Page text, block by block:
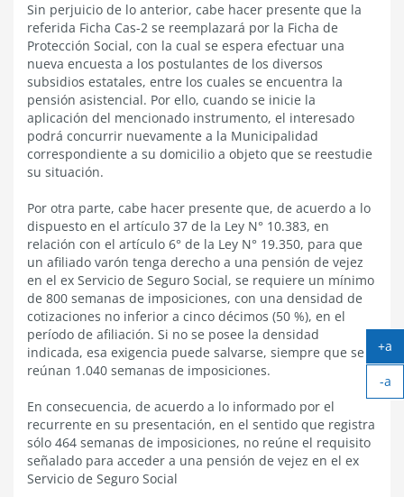
Sin perjuicio de lo anterior, cabe hacer presente que la
referida Ficha Cas-2 se reemplazará por la Ficha de
Protección Social, con la cual se espera efectuar una
nueva encuesta a los postulantes de los diversos
subsidios estatales, entre los cuales se encuentra la
pensión asistencial. Por ello, cuando se inicie la
aplicación del mencionado instrumento, el interesado
podrá concurrir nuevamente a la Municipalidad
correspondiente a su domicilio a objeto que se reestudie
su situación.
Por otra parte, cabe hacer presente que, de acuerdo a lo
dispuesto en el artículo 37 de la Ley N° 10.383, en
relación con el artículo 6° de la Ley N° 19.350, para que
un afiliado varón tenga derecho a una pensión de vejez
en el ex Servicio de Seguro Social, se requiere un mínimo
de 800 semanas de imposiciones, con una densidad de
cotizaciones no inferior a cinco décimos (50 %), en el
período de afiliación. Si no se posee la densidad
indicada, esa exigencia puede salvarse, siempre que se
reúnan 1.040 semanas de imposiciones.
En consecuencia, de acuerdo a lo informado por el
recurrente en su presentación, en el sentido que registra
sólo 464 semanas de imposiciones, no reúne el requisito
señalado para acceder a una pensión de vejez en el ex
Servicio de Seguro Social
+a
-a